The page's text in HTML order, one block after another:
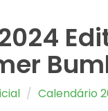
Calendário